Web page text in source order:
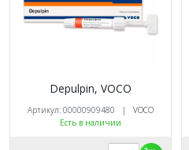
Depulpin, VOCO
Артикул: 00000909480 | VOCO
Есть в наличии